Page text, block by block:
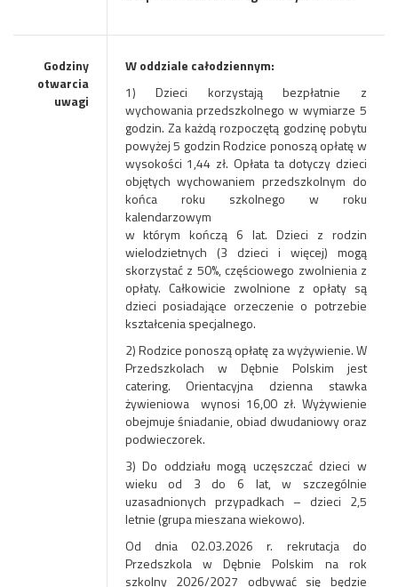
Godziny
otwarcia
uwagi
W oddziale całodziennym:
1) Dzieci korzystają bezpłatnie z
wychowania przedszkolnego w wymiarze 5
godzin. Za każdą rozpoczętą godzinę pobytu
powyżej 5 godzin Rodzice ponoszą opłatę w
wysokości 1,44 zł. Opłata ta dotyczy dzieci
objętych wychowaniem przedszkolnym do
końca roku szkolnego w roku
kalendarzowym
w którym kończą 6 lat. Dzieci z rodzin
wielodzietnych (3 dzieci i więcej) mogą
skorzystać z 50%, częściowego zwolnienia z
opłaty. Całkowicie zwolnione z opłaty są
dzieci posiadające orzeczenie o potrzebie
kształcenia specjalnego.
2) Rodzice ponoszą opłatę za wyżywienie. W
Przedszkolach w Dębnie Polskim jest
catering. Orientacyjna dzienna stawka
żywieniowa wynosi 16,00 zł. Wyżywienie
obejmuje śniadanie, obiad dwudaniowy oraz
podwieczorek.
3) Do oddziału mogą uczęszczać dzieci w
wieku od 3 do 6 lat, w szczególnie
uzasadnionych przypadkach – dzieci 2,5
letnie (grupa mieszana wiekowo).
Od dnia 02.03.2026 r. rekrutacja do
Przedszkola w Dębnie Polskim na rok
szkolny 2026/2027 odbywać się będzie